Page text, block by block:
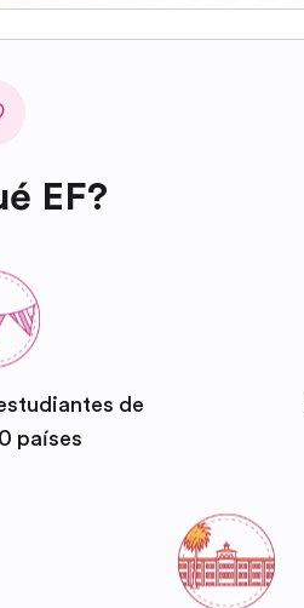
EF?
de
países